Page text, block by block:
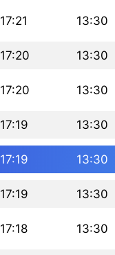
13:30
17:21
13:30
17:20
13:30
17:20
13:30
17:19
13:30
17:19
13:30
17:19
13:30
17:18